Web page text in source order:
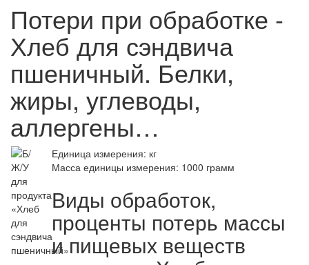
Потери при обработке -
Хлеб для сэндвича
пшеничный. Белки,
жиры, углеводы,
аллергены…
Единица измерения: кг
Масса единицы измерения: 1000 грамм
Виды обработок,
проценты потерь массы
и пищевых веществ